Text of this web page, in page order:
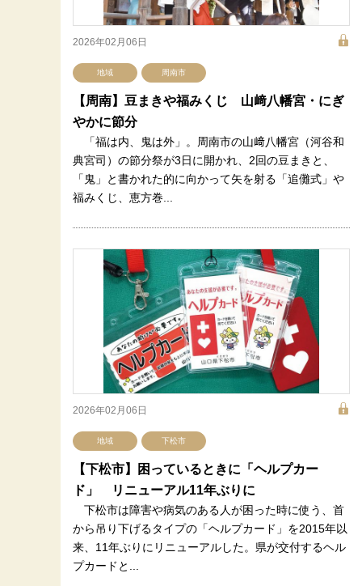
2026年02月06日
地域 周南市
【周南】豆まきや福みくじ 山﨑八幡宮・にぎ
やかに節分
「福は内、鬼は外」。周南市の山﨑八幡宮（河谷和
典宮司）の節分祭が3日に開かれ、2回の豆まきと、
「鬼」と書かれた的に向かって矢を射る「追儺式」や
福みくじ、恵方巻...
2026年02月06日
地域 下松市
【下松市】困っているときに「ヘルプカー
ド」 リニューアル11年ぶりに
下松市は障害や病気のある人が困った時に使う、首
から吊り下げるタイプの「ヘルプカード」を2015年以
来、11年ぶりにリニューアルした。県が交付するヘル
プカードと...